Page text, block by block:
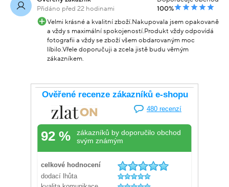
Přidáno před 22 hodinami
100%
Velmi krásné a kvalitní zboží.Nakupovala jsem opakovaně
a vždy s maximální spokojeností.Produkt vždy odpovídá
fotografii a vždy se zboží všem obdarovaným moc
líbilo.Vřele doporučuji a zcela jistě budu věrným
zákazníkem.